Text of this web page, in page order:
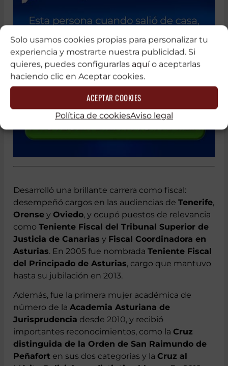
Solo usamos cookies propias para personalizar tu
experiencia y mostrarte nuestra publicidad. Si
quieres, puedes configurarlas aquío aceptarlas
haciendo clic en Aceptar cookies.
ACEPTAR COOKIES
Política de cookiesAviso legal
Desarrolló una brillante carrera como fiscal:
desempeñó cargos en las audiencias de Tenerife,
Orense y Oviedo, y ocupó puestos de relevancia
como Teniente Fiscal del Tribunal Superior de
Justicia de Canarias y Fiscal Coordinadora en
Asturias. En 2005 fue nombrada Teniente Fiscal
del Principado de Asturias, cargo que mantuvo
hasta su jubilación en 2013.
Además, fue la primera mujer académica de
número de la Academia Asturiana de
Jurisprudencia desde 2010, y recibió
importantes reconocimientos, como la Cruz
distinguida de la Orden de San Raimundo de
Peñafort en sus dos categorías y la Cruz al